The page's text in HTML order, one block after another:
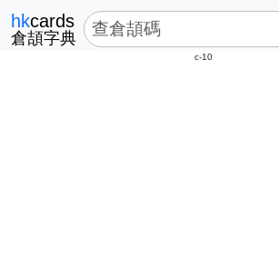
hkcards
倉頡字典
c-10